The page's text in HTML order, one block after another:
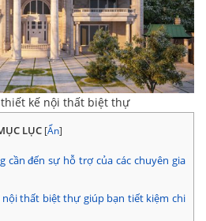
thiết kế nội thất biệt thự
LỤC [Ẩn]
cần đến sự hỗ trợ của các chuyên gia
thất biệt thự giúp bạn tiết kiệm chi